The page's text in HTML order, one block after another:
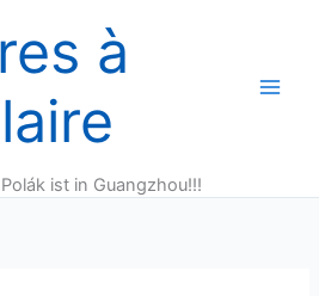
à
ist in Guangzhou!!!